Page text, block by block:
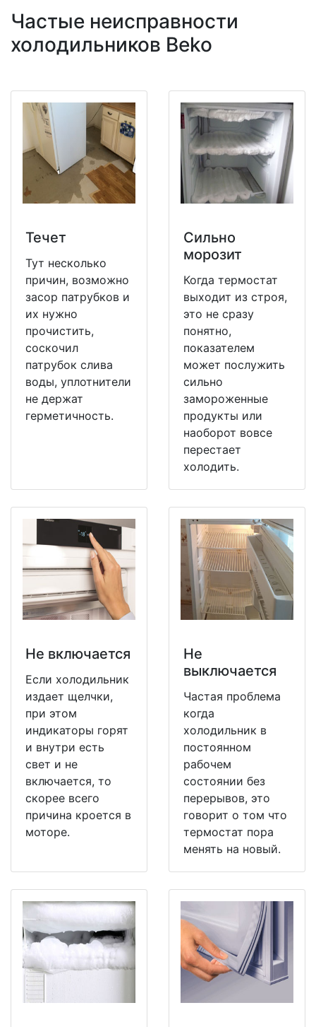
Частые неисправности
холодильников Beko
Течет
Тут несколько
причин, возможно
засор патрубков и
их нужно
прочистить,
соскочил
патрубок слива
воды, уплотнители
не держат
герметичность.
Сильно
морозит
Когда термостат
выходит из строя,
это не сразу
понятно,
показателем
может послужить
сильно
замороженные
продукты или
наоборот вовсе
перестает
холодить.
Не включается
Если холодильник
издает щелчки,
при этом
индикаторы горят
и внутри есть
свет и не
включается, то
скорее всего
причина кроется в
моторе.
Не
выключается
Частая проблема
когда
холодильник в
постоянном
рабочем
состоянии без
перерывов, это
говорит о том что
термостат пора
менять на новый.